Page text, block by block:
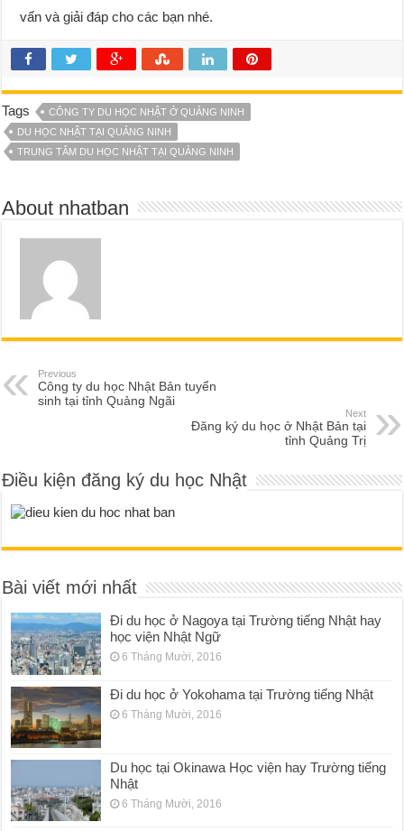
vấn và giải đáp cho các bạn nhé.
Tags
CÔNG TY DU HỌC NHẬT Ở QUẢNG NINH
DU HỌC NHẬT TẠI QUẢNG NINH
TRUNG TÂM DU HỌC NHẬT TẠI QUẢNG NINH
About nhatban
Previous
Công ty du học Nhật Bản tuyển
sinh tại tỉnh Quảng Ngãi
Next
Đăng ký du học ở Nhật Bản tại
tỉnh Quảng Trị
Điều kiện đăng ký du học Nhật
Bài viết mới nhất
Đi du học ở Nagoya tại Trường tiếng Nhật hay
học viện Nhật Ngữ
6 Tháng Mười, 2016
Đi du học ở Yokohama tại Trường tiếng Nhật
6 Tháng Mười, 2016
Du học tại Okinawa Học viện hay Trường tiếng
Nhật
6 Tháng Mười, 2016